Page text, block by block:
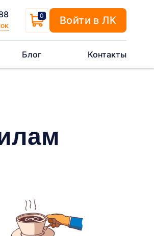
0 Войти в ЛК
Блог Контакты